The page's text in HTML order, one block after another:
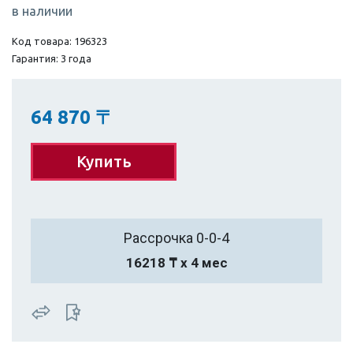
в наличии
Код товара: 196323
Гарантия: 3 года
64 870 〒
Купить
Рассрочка 0-0-4
16218 ₸ х 4 мес